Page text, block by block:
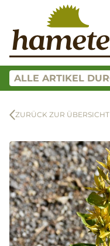
ZURÜCK ZUR ÜBERSICHT